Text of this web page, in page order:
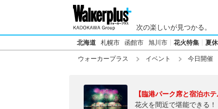
次の楽しいが見つかる。
北海道 札幌市 函館市 旭川市 花火特集 夏
ウォーカープラス イベント 今日開催
【臨港パーク席と宿泊ホ
花火を間近で堪能できる